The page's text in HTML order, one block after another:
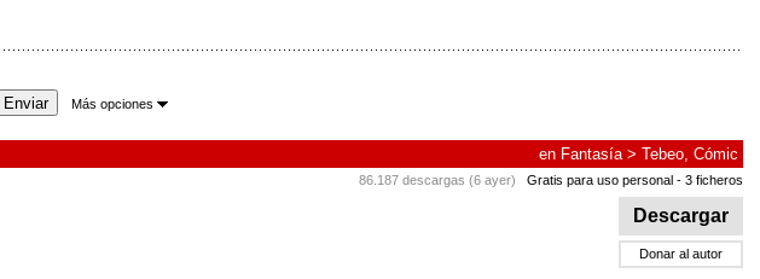
Más opciones
en Fantasía> Tebeo, Cómic
86.187 descargas (6 ayer) Gratis para uso personal - 3 ficheros
Descargar
Donar al autor